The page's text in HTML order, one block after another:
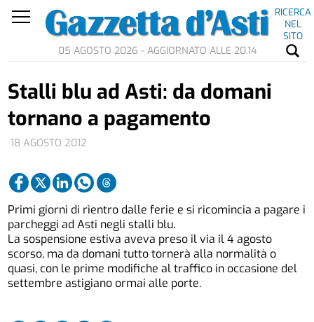
RICERCA
NEL
SITO
05 AGOSTO 2026 - AGGIORNATO ALLE 20.14
18 AGOSTO 2012
Stalli blu ad Asti: da domani
tornano a pagamento
Primi giorni di rientro dalle ferie e si ricomincia a pagare i
parcheggi ad Asti negli stalli blu.
La sospensione estiva aveva preso il via il 4 agosto
scorso, ma da domani tutto tornerà alla normalità o
quasi, con le prime modifiche al traffico in occasione del
settembre astigiano ormai alle porte.